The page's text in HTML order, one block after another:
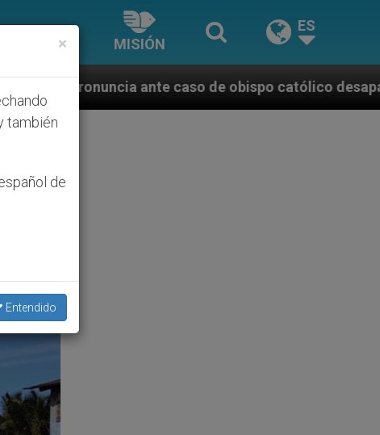
MISIÓN
ES
caso de obispo católico desaparecido por la dictadura
×
también
de
Entendido